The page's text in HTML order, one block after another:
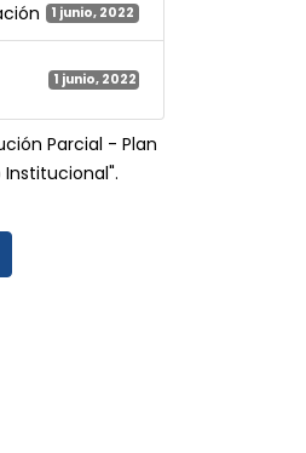
1 junio, 2022
1 junio, 2022
Parcial - Plan